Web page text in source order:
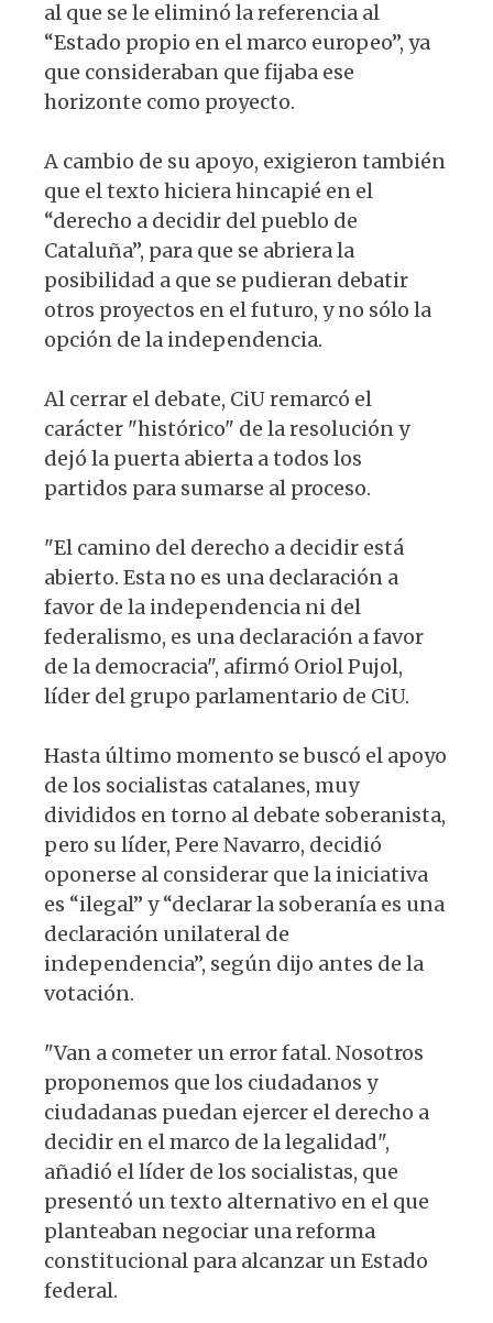
al que se le eliminó la referencia al
“Estado propio en el marco europeo”, ya
que consideraban que fijaba ese
horizonte como proyecto.
A cambio de su apoyo, exigieron también
que el texto hiciera hincapié en el
“derecho a decidir del pueblo de
Cataluña”, para que se abriera la
posibilidad a que se pudieran debatir
otros proyectos en el futuro, y no sólo la
opción de la independencia.
Al cerrar el debate, CiU remarcó el
carácter "histórico" de la resolución y
dejó la puerta abierta a todos los
partidos para sumarse al proceso.
"El camino del derecho a decidir está
abierto. Esta no es una declaración a
favor de la independencia ni del
federalismo, es una declaración a favor
de la democracia", afirmó Oriol Pujol,
líder del grupo parlamentario de CiU.
Hasta último momento se buscó el apoyo
de los socialistas catalanes, muy
divididos en torno al debate soberanista,
pero su líder, Pere Navarro, decidió
oponerse al considerar que la iniciativa
es “ilegal” y “declarar la soberanía es una
declaración unilateral de
independencia”, según dijo antes de la
votación.
"Van a cometer un error fatal. Nosotros
proponemos que los ciudadanos y
ciudadanas puedan ejercer el derecho a
decidir en el marco de la legalidad",
añadió el líder de los socialistas, que
presentó un texto alternativo en el que
planteaban negociar una reforma
constitucional para alcanzar un Estado
federal.